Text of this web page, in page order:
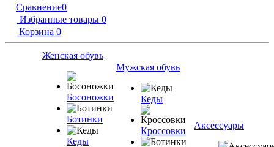
Сравнение0
Избранные товары 0
Корзина 0
Женская обувь
Босоножки
Ботинки
Кеды
Мужская обувь
Кеды
Кроссовки
Аксессуары